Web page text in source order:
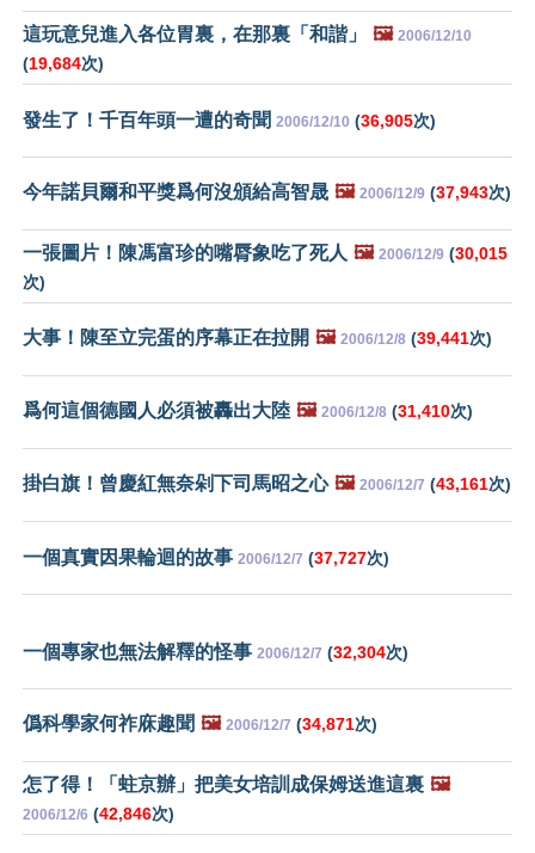
這玩意兒進入各位胃裏，在那裏「和諧」 🖼️ 2006/12/10
(19,684次)
發生了！千百年頭一遭的奇聞 2006/12/10 (36,905次)
今年諾貝爾和平獎爲何沒頒給高智晟 🖼️ 2006/12/9 (37,943次)
一張圖片！陳馮富珍的嘴脣象吃了死人 🖼️ 2006/12/9 (30,015
次)
大事！陳至立完蛋的序幕正在拉開 🖼️ 2006/12/8 (39,441次)
爲何這個德國人必須被轟出大陸 🖼️ 2006/12/8 (31,410次)
掛白旗！曾慶紅無奈剁下司馬昭之心 🖼️ 2006/12/7 (43,161次)
一個真實因果輪迴的故事 2006/12/7 (37,727次)
一個專家也無法解釋的怪事 2006/12/7 (32,304次)
僞科學家何祚庥趣聞 🖼️ 2006/12/7 (34,871次)
怎了得！「蛀京辦」把美女培訓成保姆送進這裏 🖼️
2006/12/6 (42,846次)